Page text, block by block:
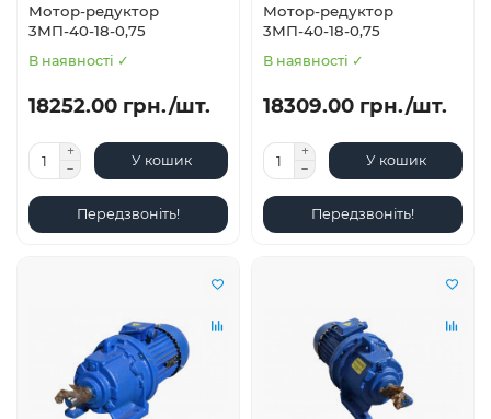
Мотор-редуктор
3МП-40-18-0,75
В наявності ✓
18252.00 грн./шт.
У кошик
Передзвоніть!
Мотор-редуктор
3МП-40-18-0,75
В наявності ✓
18309.00 грн./шт.
У кошик
Передзвоніть!